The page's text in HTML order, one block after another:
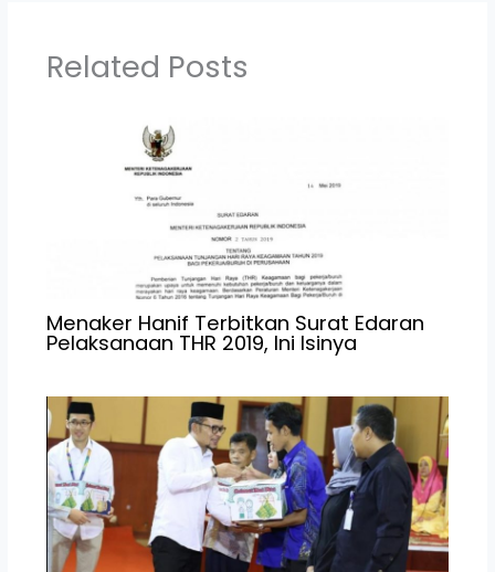
Related Posts
Menaker Hanif Terbitkan Surat Edaran
Pelaksanaan THR 2019, Ini Isinya